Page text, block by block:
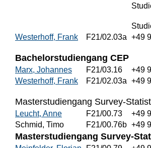
Westerhoff, Frank
F21/02.03a +49
Bachelorstudiengang CEP
Marx, Johannes F21/03.16
+49
Westerhoff, Frank
F21/02.03a +49
Masterstudiengang Survey-
Leucht, Anne F21/00.73
+49
Schmid, Timo
F21/00.76b +49
Masterstudiengang Survey-